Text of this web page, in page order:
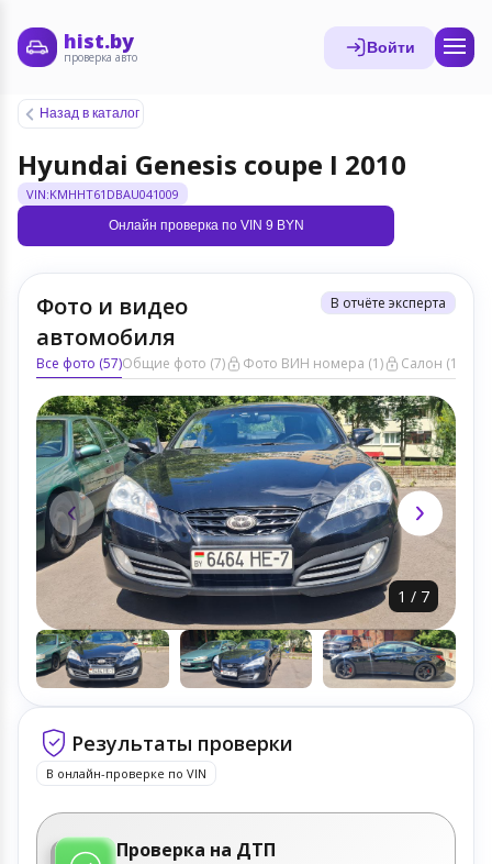
hist.by
проверка авто
Войти
Назад в каталог
Hyundai Genesis coupe I 2010
VIN:KMHHT61DBAU041009
Онлайн проверка по VIN 9 BYN
Фото и видео
автомобиля
В отчёте эксперта
Все фото (57)Общие фото (7) Фото ВИН номера (1) Салон (17)
1 / 7
Результаты проверки
В онлайн-проверке по VIN
Проверка на ДТП